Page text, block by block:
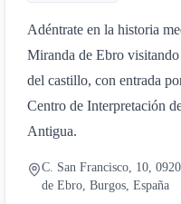
Adéntrate en la historia
Miranda de Ebro visitando
del castillo, con entrada
Centro de Interpretación
Antigua.
C. San Francisco, 10,
de Ebro, Burgos, España